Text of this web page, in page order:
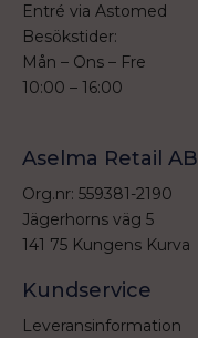
Entré via Astomed
Besökstider:
Mån – Ons – Fre
10:00 – 16:00
Aselma Retail AB
Org.nr: 559381-2190
Jägerhorns väg 5
141 75 Kungens Kurva
Kundservice
Leveransinformation